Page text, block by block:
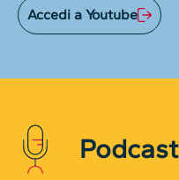
Accedi a Youtube
Podcast